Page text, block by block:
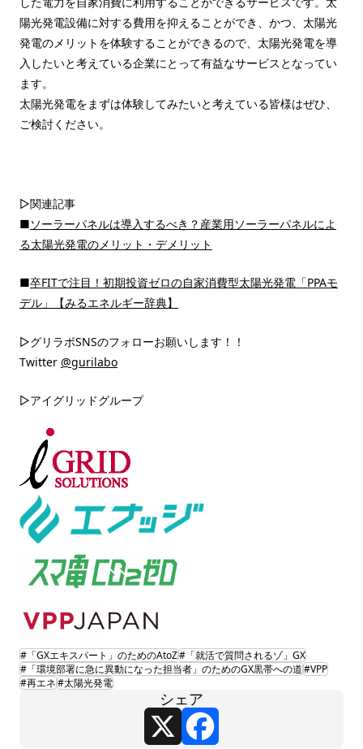
陽光発電設備に対する費用を抑えることができ、かつ、太陽光
発電のメリットを体験することができるので、太陽光発電を導
入したいと考えている企業にとって有益なサービスとなってい
ます。
太陽光発電をまずは体験してみたいと考えている皆様はぜひ、
ご検討ください。
▷関連記事
■ソーラーパネルは導入するべき？産業用ソーラーパネルによ
る太陽光発電のメリット・デメリット
■卒FITで注目！初期投資ゼロの自家消費型太陽光発電「PPAモ
デル」【みるエネルギー辞典】
▷グリラボSNSのフォローお願いします！！
Twitter @gurilabo
▷アイグリッドグループ
#「GXエキスパート」のためのAtoZ#「就活で質問されるゾ」GX
#「環境部署に急に異動になった担当者」のためのGX黒帯への道#VPP
#再エネ#太陽光発電
シェア
X